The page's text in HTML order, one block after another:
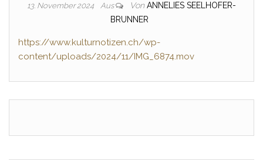
13. November 2024 Aus Von ANNELIES SEELHOFER-
BRUNNER
https://www.kulturnotizen.ch/wp-
content/uploads/2024/11/IMG_6874.mov